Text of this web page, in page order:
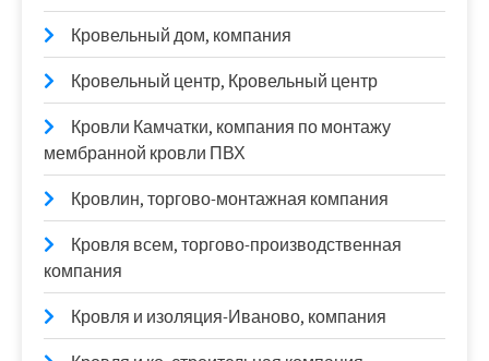
Кровельный дом, компания
Кровельный центр, Кровельный центр
Кровли Камчатки, компания по монтажу
мембранной кровли ПВХ
Кровлин, торгово-монтажная компания
Кровля всем, торгово-производственная
компания
Кровля и изоляция-Иваново, компания